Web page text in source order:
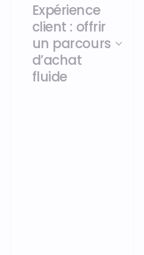
Expérience
client : offrir
un parcours
d’achat
fluide